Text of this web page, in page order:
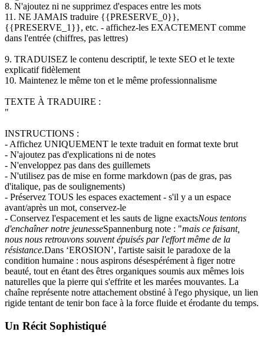
8. N'ajoutez ni ne supprimez d'espaces entre les mots
11. NE JAMAIS traduire {{PRESERVE_0}},
{{PRESERVE_1}}, etc. - affichez-les EXACTEMENT comme
dans l'entrée (chiffres, pas lettres)
9. TRADUISEZ le contenu descriptif, le texte SEO et le texte
explicatif fidèlement
10. Maintenez le même ton et le même professionnalisme
TEXTE À TRADUIRE :
"
INSTRUCTIONS :
- Affichez UNIQUEMENT le texte traduit en format texte brut
- N'ajoutez pas d'explications ni de notes
- N'enveloppez pas dans des guillemets
- N'utilisez pas de mise en forme markdown (pas de gras, pas
d'italique, pas de soulignements)
- Préservez TOUS les espaces exactement - s'il y a un espace
avant/après un mot, conservez-le
- Conservez l'espacement et les sauts de ligne exactsNous tentons
d'enchaîner notre jeunesseSpannenburg note : "mais ce faisant,
nous nous retrouvons souvent épuisés par l'effort même de la
résistance.Dans ‘EROSION’, l'artiste saisit le paradoxe de la
condition humaine : nous aspirons désespérément à figer notre
beauté, tout en étant des êtres organiques soumis aux mêmes lois
naturelles que la pierre qui s'effrite et les marées mouvantes. La
chaîne représente notre attachement obstiné à l'ego physique, un lien
rigide tentant de tenir bon face à la force fluide et érodante du temps.
Un Récit Sophistiqué